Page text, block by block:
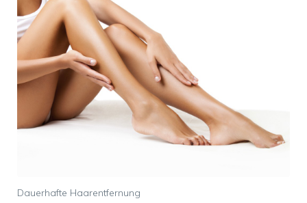
Dauerhafte Haarentfernung